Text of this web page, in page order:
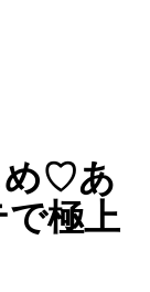
め♡あ
極上